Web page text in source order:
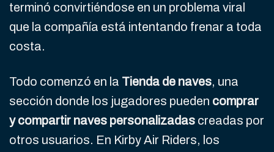
terminó convirtiéndose en un problema viral
que la compañía está intentando frenar a toda
costa.
Todo comenzó en la Tienda de naves, una
sección donde los jugadores pueden comprar
y compartir naves personalizadas creadas por
otros usuarios. En Kirby Air Riders, los